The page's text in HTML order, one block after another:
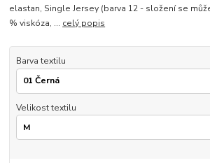
elastan, Single Jersey (barva 12 - složení se
% viskóza, ... celý popis
Barva textilu
Velikost textilu